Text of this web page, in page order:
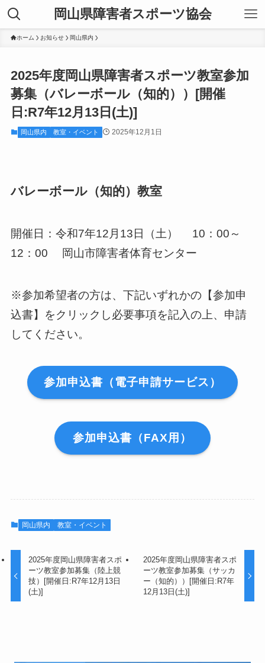
岡山県障害者スポーツ協会
ホーム お知らせ 岡山県内
2025年度岡山県障害者スポーツ教室参加
募集（バレーボール（知的））[開催
日:R7年12月13日(土)]
岡山県内 教室・イベント 2025年12月1日
バレーボール（知的）教室
開催日：令和7年12月13日（土） 10：00～
12：00 岡山市障害者体育センター
※参加希望者の方は、下記いずれかの【参加申
込書】をクリックし必要事項を記入の上、申請
してください。
参加申込書（電子申請サービス）
参加申込書（FAX用）
岡山県内 教室・イベント
2025年度岡山県障害者スポ
ーツ教室参加募集（陸上競
技）[開催日:R7年12月13日
(土)]
2025年度岡山県障害者スポ
ーツ教室参加募集（サッカ
ー（知的））[開催日:R7年
12月13日(土)]